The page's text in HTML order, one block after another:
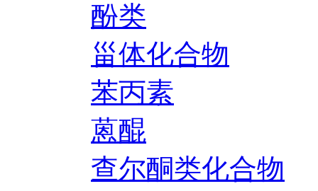
酚类
甾体化合物
苯丙素
蒽醌
查尔酮类化合物